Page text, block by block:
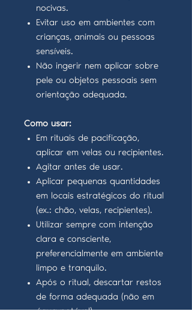
nocivas.
Evitar uso em ambientes com
crianças, animais ou pessoas
sensíveis.
Não ingerir nem aplicar sobre
pele ou objetos pessoais sem
orientação adequada.
Como usar:
Em rituais de pacificação,
aplicar em velas ou recipientes.
Agitar antes de usar.
Aplicar pequenas quantidades
em locais estratégicos do ritual
(ex.: chão, velas, recipientes).
Utilizar sempre com intenção
clara e consciente,
preferencialmente em ambiente
limpo e tranquilo.
Após o ritual, descartar restos
de forma adequada (não em
água potável).